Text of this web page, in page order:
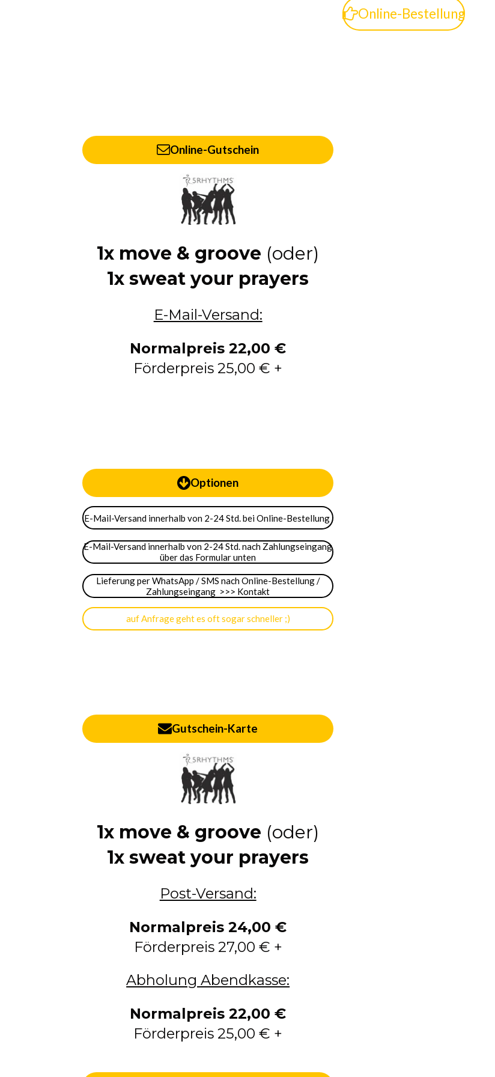
Online-Bestellung
Online-Gutschein
1x move & groove (oder)
1x sweat your prayers
E-Mail-Versand:
Normalpreis 22,00 €
Förderpreis25,00 € +
Optionen
E-Mail-Versand innerhalb von 2-24 Std. bei Online-Bestellung
E-Mail-Versand innerhalb von 2-24 Std. nach Zahlungseingang
über das Formular unten
Lieferung per WhatsApp / SMS nach Online-Bestellung /
Zahlungseingang >>> Kontakt
auf Anfrage geht es oft sogar schneller ;)
Gutschein-Karte
1x move & groove (oder)
1x sweat your prayers
Post-Versand:
Normalpreis 24,00 €
Förderpreis 27,00 € +
Abholung Abendkasse:
Normalpreis22,00 €
Förderpreis25,00 € +